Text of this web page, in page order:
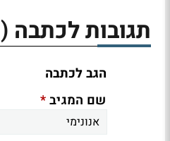
תגובות לכתבה (1)
הגב לכתבה
שם המגיב*